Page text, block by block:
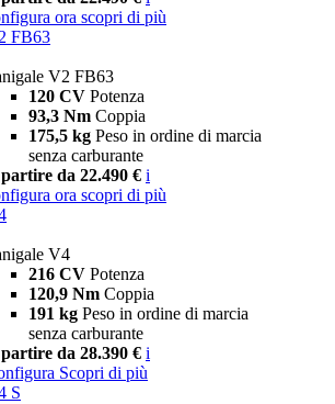
ora scopri di più
FB63
V2 FB63
120 CV Potenza
93,3 Nm Coppia
175,5 kg Peso in ordine di marcia
senza carburante
da 22.490 € i
ora scopri di più
V4
216 CV Potenza
120,9 Nm Coppia
191 kg Peso in ordine di marcia
senza carburante
da 28.390 € i
Scopri di più
S